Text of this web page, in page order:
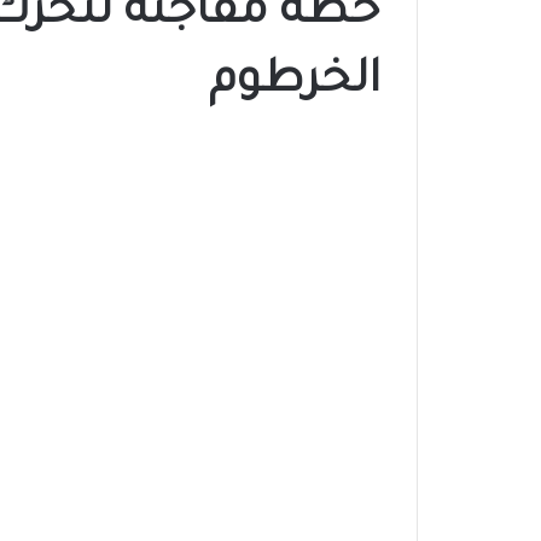
خطة مفاجئة
الخرطوم